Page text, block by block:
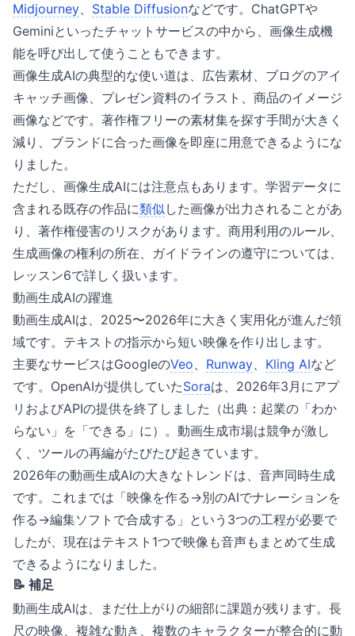
Midjourney、 Stable Diffusionなどです。ChatGPTや
Geminiといったチャットサービスの中から、画像生成機
能を呼び出して使うこともできます。
画像生成AIの典型的な使い道は、広告素材、ブログのアイ
キャッチ画像、プレゼン資料のイラスト、商品のイメージ
画像などです。著作権フリーの素材集を探す手間が大きく
減り、ブランドに合った画像を即座に用意できるようにな
りました。
ただし、画像生成AIには注意点もあります。学習データに
含まれる既存の作品に類似した画像が出力されることがあ
り、著作権侵害のリスクがあります。商用利用のルール、
生成画像の権利の所在、ガイドラインの遵守については、
レッスン6で詳しく扱います。
動画生成AIの躍進
動画生成AIは、2025〜2026年に大きく実用化が進んだ領
域です。テキストの指示から短い映像を作り出します。
主要なサービスはGoogleのVeo、 Runway、 Kling AIなど
です。OpenAIが提供していたSoraは、2026年3月にアプ
リおよびAPIの提供を終了しました（出典： 起業の「わか
らない」を「できる」に）。動画生成市場は競争が激し
く、ツールの再編がたびたび起きています。
2026年の動画生成AIの大きなトレンドは、音声同時生成
です。これまでは「映像を作る→別のAIでナレーションを
作る→編集ソフトで合成する」という3つの工程が必要で
したが、現在はテキスト1つで映像も音声もまとめて生成
できるようになりました。
📝 補足
動画生成AIは、まだ仕上がりの細部に課題が残ります。長
尺の映像、複雑な動き、複数のキャラクターが整合的に動